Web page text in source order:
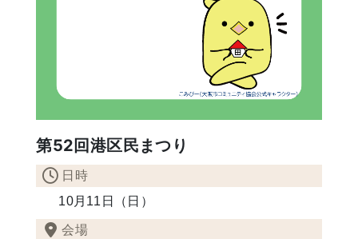
第52回港区民まつり
日時
10月11日（日）
会場